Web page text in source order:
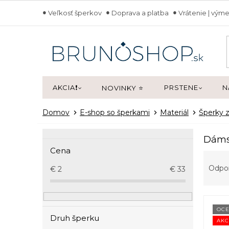
obsah
Veľkosť šperkov Doprava a platba Vrátenie |
AKCIA❗ NOVINKY ⭐ PRSTENE
Domov E-shop so šperkami Materiál Šperky
p
a
Cena
€ 2 € 33
Druh šperku